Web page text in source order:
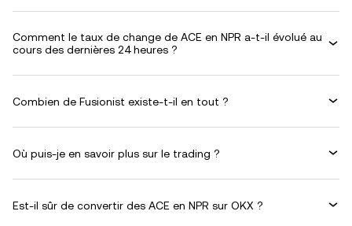
Comment le taux de change de ACE en NPR a-t-il évolué au
cours des dernières 24 heures ?
Combien de Fusionist existe-t-il en tout ?
Où puis-je en savoir plus sur le trading ?
Est-il sûr de convertir des ACE en NPR sur OKX ?